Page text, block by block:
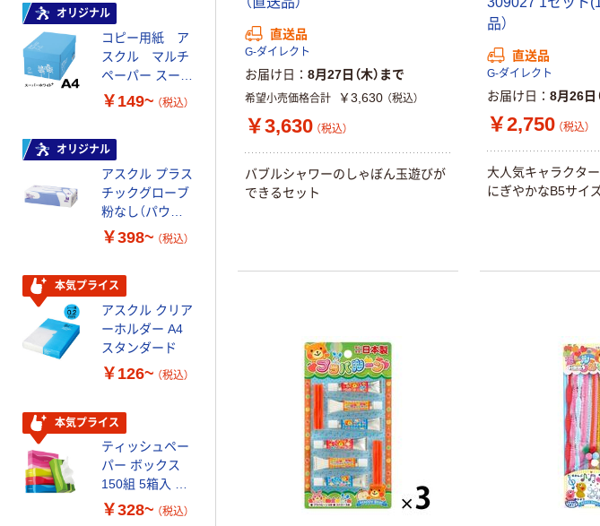
直送品
G-ダイレクト
お届け日 8月27日（木）まで
希望小売価格合計 ￥3,630 （税込）
￥3,630 （税込）
バブルシャワーのしゃぼん玉遊びが
できるセット
品）
直送品
G-ダイレクト
お届け日 8月26日
￥2,750 （税込）
大人気キャラクター
にぎやかなB5サイ
オリジナル
コピー用紙 ア
スクル マルチ
ペーパー スーパ
ーホワイト+
￥149~ （税込）
オリジナル
アスクル プラス
チックグローブ
粉なし（パウダ
ーフリー）
￥398~ （税込）
本気プライス
アスクル クリア
ーホルダー A4
スタンダード
￥126~ （税込）
本気プライス
ティッシュペー
パー ボックス
150組 5箱入 ア
スクル スマート
￥328~ （税込）
コピー用紙 マ
ルチペーパー
スーパーエコノ
ミー+
￥149~ （税込）
本気プライス
トイレットペー
パー ダブル60
芯あり FSC認
いマスク
￥458~ （税込）
本気プライス
トイレットペー
パー シングル
120ｍ 再生紙
100% 6ロール
￥470~ （税込）
本気プライス
ス1(アスクル限
定モデル) 蛍光
ペン ゼブラ
￥52~ （税込）
本気プライス
嬬恋銘水 ナチュ
ラルミネラルウ
レス 10本
G バルクタイプ
指定医薬部外品
（税込）
サントリー 天然
水 ミネラルウォ
ーター ペットボ